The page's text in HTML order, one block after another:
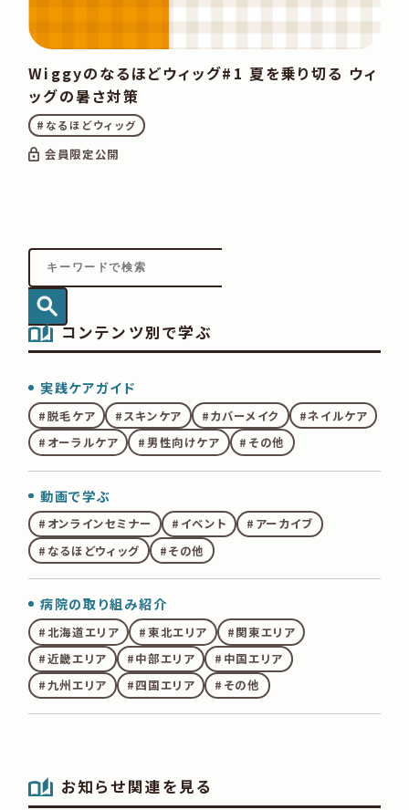
Wiggyのなるほどウィッグ#1 夏を乗り切る ウィ
ッグの暑さ対策
#なるほどウィッグ
会員限定公開
コンテンツ別で学ぶ
実践ケアガイド
脱毛ケア スキンケア カバーメイク
ネイルケア
オーラルケア
男性向けケア その他
動画で学ぶ
オンラインセミナー イベント
アーカイブ
なるほどウィッグ
その他
病院の取り組み紹介
北海道エリア 東北エリア
関東エリア
近畿エリア
中部エリア
中国エリア
九州エリア
四国エリア その他
お知らせ関連を見る